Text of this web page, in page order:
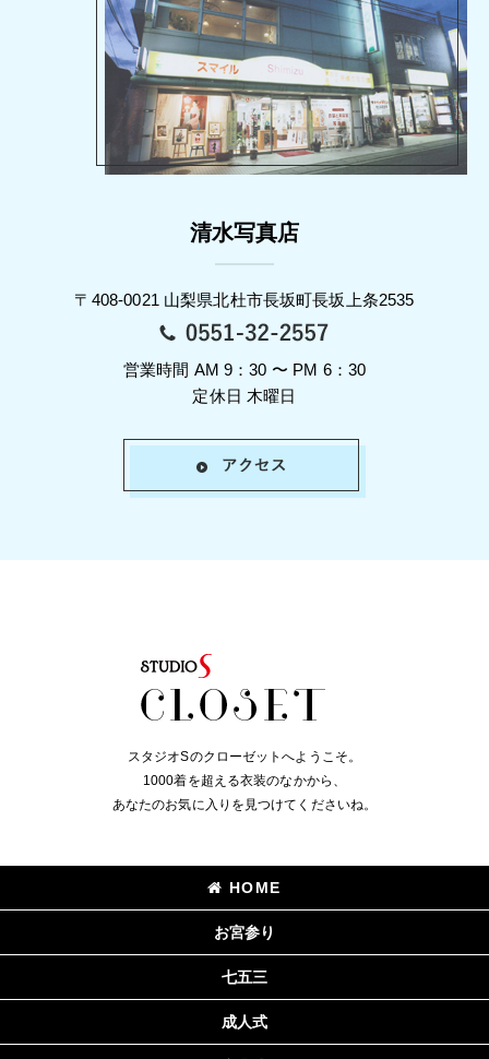
清水写真店
〒408-0021 山梨県北杜市長坂町長坂上条2535
営業時間 AM 9：30 〜 PM 6：30
定休日 木曜日
スタジオSのクローゼットへようこそ。
1000着を超える衣装のなかから、
あなたのお気に入りを見つけてくださいね。
HOME
お宮参り
七五三
成人式